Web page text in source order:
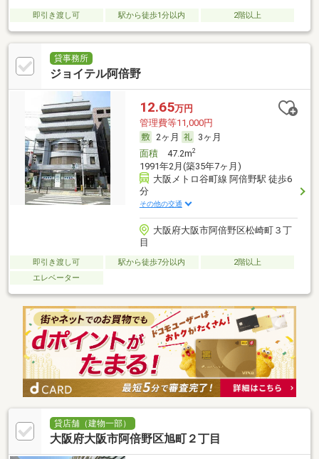
即引き渡し可 駅から徒歩1分以内 2階以上
貸事務所
ジョイテル阿倍野
12.65万円
管理費等11,000円
2ヶ月
3ヶ月
面積47.2m2
1991年2月(築35年7ヶ月)
大阪メトロ谷町線 阿倍野駅 徒歩6
分
その他の交通
大阪府大阪市阿倍野区松崎町３丁
目
即引き渡し可 駅から徒歩7分以内
2階以上
エレベーター
貸店舗（建物一部）
大阪府大阪市阿倍野区旭町２丁目